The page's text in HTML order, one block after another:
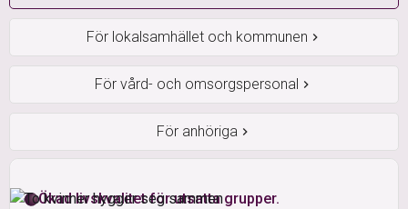
För lokalsamhället och kommunen chevron_right
För vård- och omsorgspersonal chevron_right
För anhöriga chevron_right
Ökad livskvalitet för utsatta grupper.